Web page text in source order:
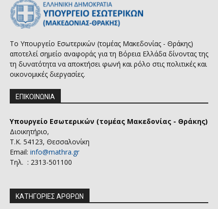
Το Υπουργείο Εσωτερικών (τομέας Μακεδονίας - Θράκης)
αποτελεί σημείο αναφοράς για τη Βόρεια Ελλάδα δίνοντας της
τη δυνατότητα να αποκτήσει φωνή και ρόλο στις πολιτικές και
οικονομικές διεργασίες.
ΕΠΙΚΟΙΝΩΝΙΑ
Υπουργείο Εσωτερικών (τομέας Μακεδονίας - Θράκης)
Διοικητήριο,
Τ.Κ. 54123, Θεσσαλονίκη
Email: info@mathra.gr
Τηλ. : 2313-501100
ΚΑΤΗΓΟΡΙΕΣ ΑΡΘΡΩΝ